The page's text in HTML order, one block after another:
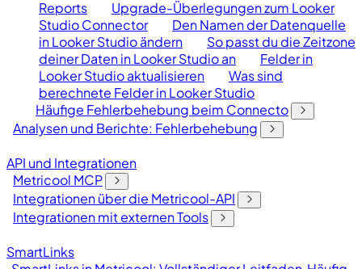
Reports
Upgrade-Überlegungen zum Looker
Studio Connector
Den Namen der Datenquelle
in Looker Studio ändern
So passt du die Zeitzone
deiner Daten in Looker Studio an
Felder in
Looker Studio aktualisieren
Was sind
berechnete Felder in Looker Studio
Häufige Fehlerbehebung beim Connecto
Analysen und Berichte: Fehlerbehebung
API und Integrationen
Metricool MCP
Integrationen über die Metricool-API
Integrationen mit externen Tools
SmartLinks